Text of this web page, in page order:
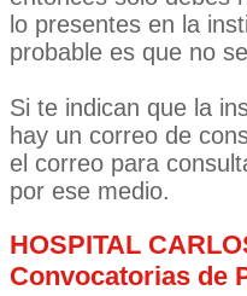
lo presentes en la
probable es que no
Si te indican que la
hay un correo de
el correo para
por ese medio.
HOSPITAL
Convocatorias de